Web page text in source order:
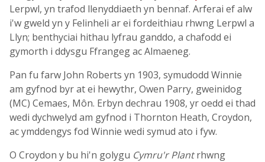
Lerpwl, yn trafod llenyddiaeth yn bennaf. Arferai ef alw
i'w gweld yn y Felinheli ar ei fordeithiau rhwng Lerpwl a
Llyn; benthyciai hithau lyfrau ganddo, a chafodd ei
gymorth i ddysgu Ffrangeg ac Almaeneg.
Pan fu farw John Roberts yn 1903, symudodd Winnie
am gyfnod byr at ei hewythr, Owen Parry, gweinidog
(MC) Cemaes, Môn. Erbyn dechrau 1908, yr oedd ei thad
wedi dychwelyd am gyfnod i Thornton Heath, Croydon,
ac ymddengys fod Winnie wedi symud ato i fyw.
O Croydon y bu hi'n golygu Cymru'r Plantrhwng